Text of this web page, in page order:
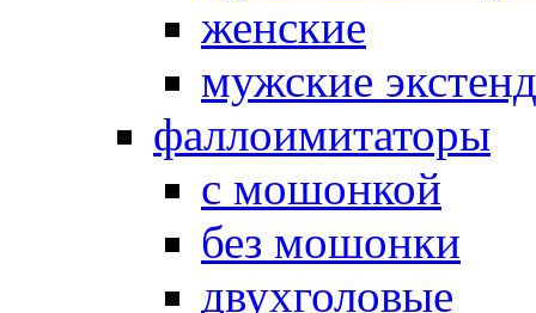
женские
мужские
фаллоимитаторы
с мошонкой
без мошонки
двухголовые